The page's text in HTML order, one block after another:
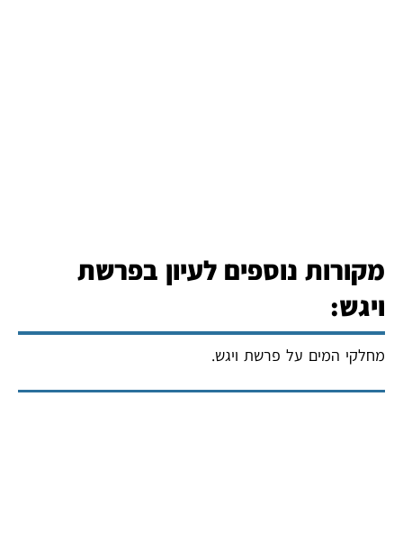
מקורות נוספים לעיון בפרשת
ויגש:
מחלקי המים על פרשת ויגש.